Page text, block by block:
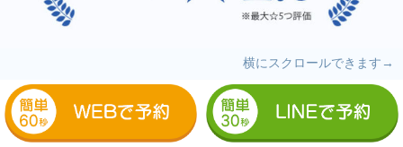
横にスクロールできます→